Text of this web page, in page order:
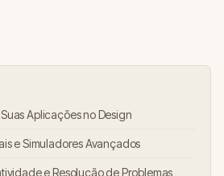
Aplicações no Design
e Simuladores Avançados
e Resolução de Problemas